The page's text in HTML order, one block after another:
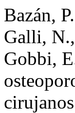
Bazán,
Galli,
Gobbi,